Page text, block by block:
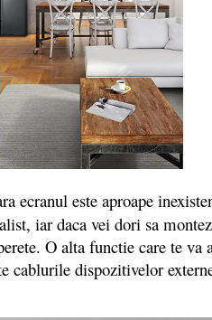
ecranul este aproape
iar daca vei dori sa
O alta functie care te
cablurile dispozitivelor